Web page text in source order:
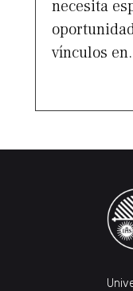
necesita
vínculos